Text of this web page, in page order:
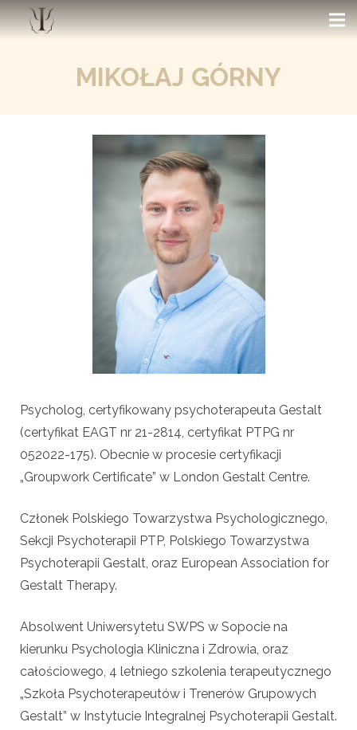
MIKOŁAJ GÓRNY
Psycholog, certyfikowany psychoterapeuta Gestalt
(certyfikat EAGT nr 21-2814, certyfikat PTPG nr
052022-175). Obecnie w procesie certyfikacji
„Groupwork Certificate” w London Gestalt Centre.
Członek Polskiego Towarzystwa Psychologicznego,
Sekcji Psychoterapii PTP, Polskiego Towarzystwa
Psychoterapii Gestalt, oraz European Association for
Gestalt Therapy.
Absolwent Uniwersytetu SWPS w Sopocie na
kierunku Psychologia Kliniczna i Zdrowia, oraz
całościowego, 4 letniego szkolenia terapeutycznego
„Szkoła Psychoterapeutów i Trenerów Grupowych
Gestalt” w Instytucie Integralnej Psychoterapii Gestalt.